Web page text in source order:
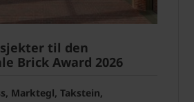
til den
Brick Award 2026
Marktegl, Takstein,